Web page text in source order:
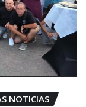
NOTICIAS